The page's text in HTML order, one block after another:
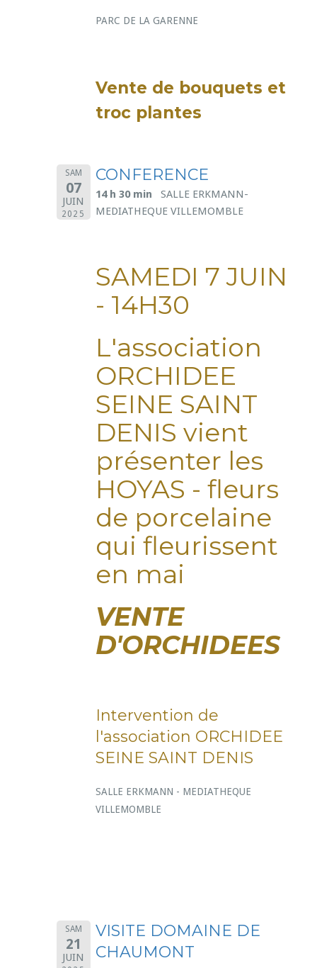
PARC DE LA GARENNE
Vente de bouquets et
troc plantes
SAM
07
JUIN
2025
CONFERENCE
14 h 30 min
SALLE ERKMANN-
MEDIATHEQUE VILLEMOMBLE
SAMEDI 7 JUIN
- 14H30
L'association
ORCHIDEE
SEINE SAINT
DENIS vient
présenter les
HOYAS - fleurs
de porcelaine
qui fleurissent
en mai
VENTE
D'ORCHIDEES
Intervention de
l'association ORCHIDEE
SEINE SAINT DENIS
SALLE ERKMANN - MEDIATHEQUE
VILLEMOMBLE
SAM
21
JUIN
VISITE DOMAINE DE
CHAUMONT